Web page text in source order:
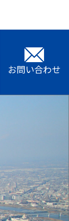
お問い合わせ